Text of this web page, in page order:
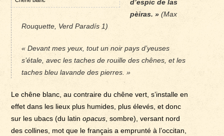
d’espic de las
pèiras. » (Max
Rouquette, Verd Paradís 1)
« Devant mes yeux, tout un noir pays d’yeuses
s’étale, avec les taches de rouille des chênes, et les
taches bleu lavande des pierres. »
Le chêne blanc, au contraire du chêne vert, s’installe en
effet dans les lieux plus humides, plus élevés, et donc
sur les ubacs (du latinopacus , sombre), versant nord
des collines, mot que le français a emprunté à l’occitan,